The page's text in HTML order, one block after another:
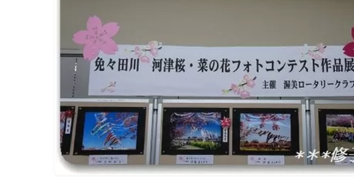
ナナちゃん人形